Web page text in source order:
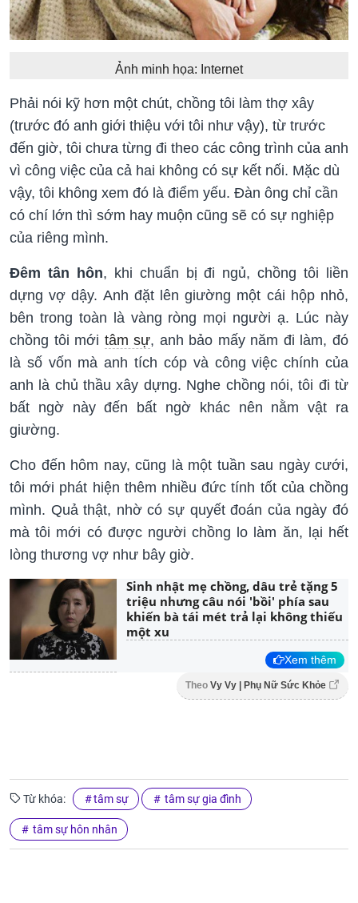
Ảnh minh họa: Internet
Phải nói kỹ hơn một chút, chồng tôi làm thợ xây
(trước đó anh giới thiệu với tôi như vậy), từ trước
đến giờ, tôi chưa từng đi theo các công trình của anh
vì công việc của cả hai không có sự kết nối. Mặc dù
vậy, tôi không xem đó là điểm yếu. Đàn ông chỉ cần
có chí lớn thì sớm hay muộn cũng sẽ có sự nghiệp
của riêng mình.
Đêm tân hôn, khi chuẩn bị đi ngủ, chồng tôi liền
dựng vợ dậy. Anh đặt lên giường một cái hộp nhỏ,
bên trong toàn là vàng ròng mọi người ạ. Lúc này
chồng tôi mới tâm sự, anh bảo mấy năm đi làm, đó
là số vốn mà anh tích cóp và công việc chính của
anh là chủ thầu xây dựng. Nghe chồng nói, tôi đi từ
bất ngờ này đến bất ngờ khác nên nằm vật ra
giường.
Cho đến hôm nay, cũng là một tuần sau ngày cưới,
tôi mới phát hiện thêm nhiều đức tính tốt của chồng
mình. Quả thật, nhờ có sự quyết đoán của ngày đó
mà tôi mới có được người chồng lo làm ăn, lại hết
lòng thương vợ như bây giờ.
Sinh nhật mẹ chồng, dâu trẻ tặng 5
triệu nhưng câu nói 'bồi' phía sau
khiến bà tái mét trả lại không thiếu
một xu
Xem thêm
Theo Vy Vy | Phụ Nữ Sức Khỏe
Từ khóa: tâm sự tâm sự gia đình
tâm sự hôn nhân